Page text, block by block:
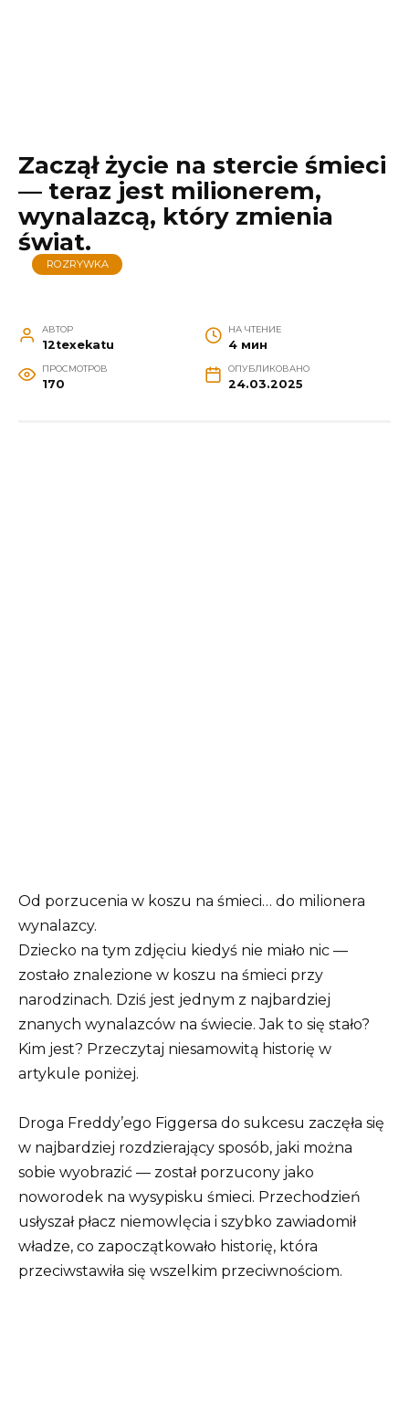
Zaczął życie na stercie śmieci
— teraz jest milionerem,
wynalazcą, który zmienia
świat.
ROZRYWKA
АВТОР
12texekatu
НА ЧТЕНИЕ
4 мин
ПРОСМОТРОВ
170
ОПУБЛИКОВАНО
24.03.2025
Od porzucenia w koszu na śmieci… do milionera
wynalazcy.
Dziecko na tym zdjęciu kiedyś nie miało nic —
zostało znalezione w koszu na śmieci przy
narodzinach. Dziś jest jednym z najbardziej
znanych wynalazców na świecie. Jak to się stało?
Kim jest? Przeczytaj niesamowitą historię w
artykule poniżej.
Droga Freddy’ego Figgersa do sukcesu zaczęła się
w najbardziej rozdzierający sposób, jaki można
sobie wyobrazić — został porzucony jako
noworodek na wysypisku śmieci. Przechodzień
usłyszał płacz niemowlęcia i szybko zawiadomił
władze, co zapoczątkowało historię, która
przeciwstawiła się wszelkim przeciwnościom.